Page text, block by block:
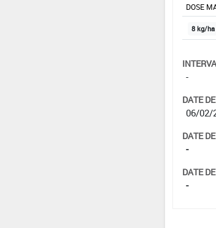
DOSE
8 kg/ha
-
DATE
06/02/
DATE
-
DATE
-